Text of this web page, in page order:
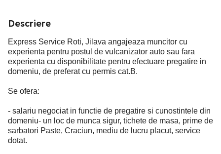
Descriere
Express Service Roti, Jilava angajeaza muncitor cu
experienta pentru postul de vulcanizator auto sau fara
experienta cu disponibilitate pentru efectuare pregatire in
domeniu, de preferat cu permis cat.B.
Se ofera:
- salariu negociat in functie de pregatire si cunostintele din
domeniu- un loc de munca sigur, tichete de masa, prime de
sarbatori Paste, Craciun, mediu de lucru placut, service
dotat.